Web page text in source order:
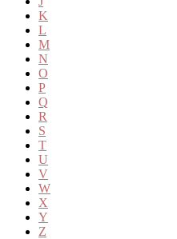
K
L
M
N
O
P
Q
R
S
T
U
V
W
X
Y
Z